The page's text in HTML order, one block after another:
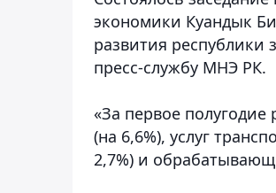
экономики Куандык
развития республики
пресс-службу МНЭ РК.
«За первое полугодие
(на 6,6%), услуг
2,7%) и